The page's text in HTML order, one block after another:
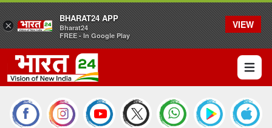
Open
×
BHARAT24 APP
Bharat24
FREE - In Google Play
VIEW